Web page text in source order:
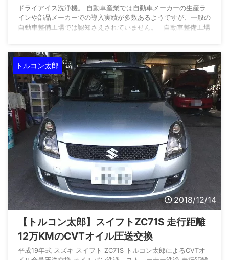
ドライアイス洗浄機。 自動車産業では自動車メーカーの生産ラ
インや部品メーカーでの導入実績が多数あるようですが、一般の
自動車整備工場では認知さえされていません。 自動車整備工場
で施工できる整備業者がないかとお探しのことと思います。 そ
のようなご期待、ご要望にお応えするべく、ドライアイス洗浄機
を関東の自動車整備工場として初導入（自社調べ）いたしまし
た。 ...
トルコン太郎
2018/12/14
【トルコン太郎】スイフトZC71S 走行距離
12万KMのCVTオイル圧送交換
平成19年式 スズキ スイフト ZC71S トルコン太郎によるCVTオ